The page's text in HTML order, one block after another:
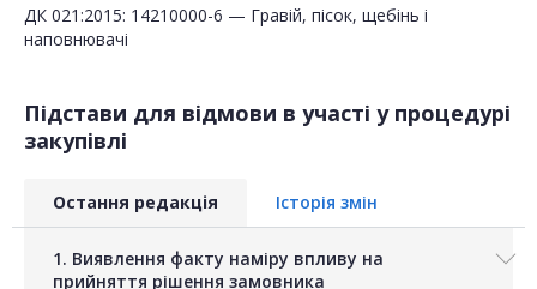
ДК 021:2015: 14210000-6 — Гравій, пісок, щебінь і
наповнювачі
Підстави для відмови в участі у процедурі
закупівлі
Остання редакція Історія змін
1. Виявлення факту наміру впливу на
прийняття рішення замовника